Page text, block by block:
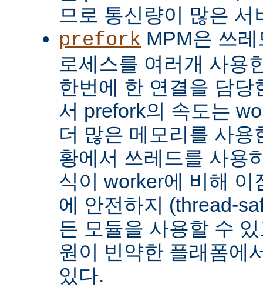
므로 통신량이 많은 서
prefork MPM은 쓰
로세스를 여러개 사용
한번에 한 연결을 담당
서 prefork의 속도는
더 많은 메모리를 사
황에서 쓰레드를 사용
식이 worker에 비해 이
에 안전하지 (thread-
든 모듈을 사용할 수
원이 빈약한 플래폼에
있다.